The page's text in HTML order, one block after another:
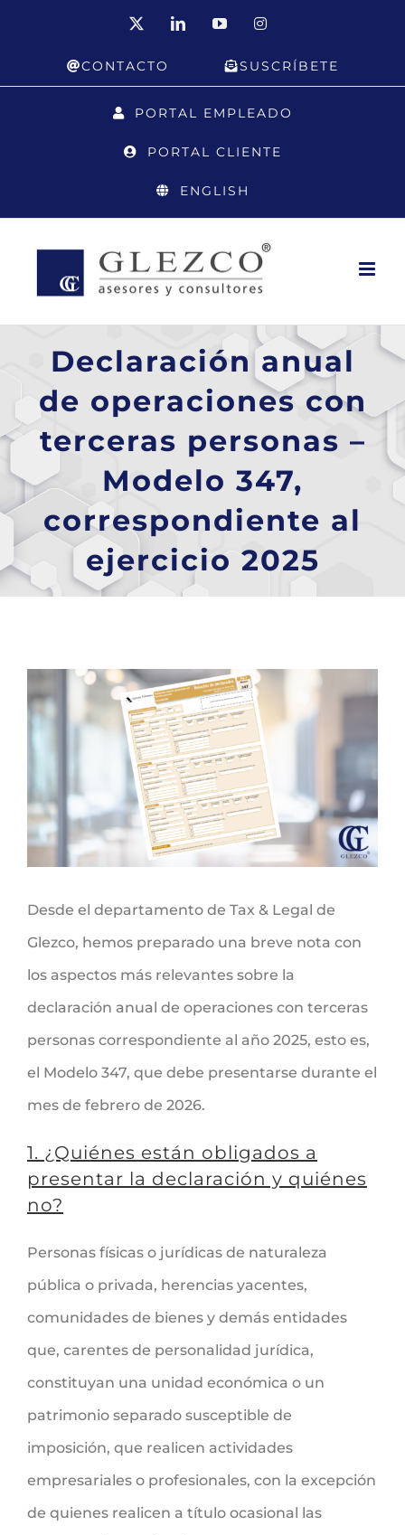
LinkedInYouTubeInstagram
CONTACTO SUSCRÍBETE
PORTAL EMPLEADO
PORTAL CLIENTE
ENGLISH
Declaración anual
de operaciones con
terceras personas –
Modelo 347,
correspondiente al
ejercicio 2025
Ver
imagen
más
grande
Desde el departamento de Tax & Legal de
Glezco, hemos preparado una breve nota con
los aspectos más relevantes sobre la
declaración anual de operaciones con terceras
personas correspondiente al año 2025, esto es,
el Modelo 347, que debe presentarse durante el
mes de febrero de 2026.
1. ¿Quiénes están obligados a
presentar la declaración y quiénes
no?
Personas físicas o jurídicas de naturaleza
pública o privada, herencias yacentes,
comunidades de bienes y demás entidades
que, carentes de personalidad jurídica,
constituyan una unidad económica o un
patrimonio separado susceptible de
imposición, que realicen actividades
empresariales o profesionales, con la excepción
de quienes realicen a título ocasional las